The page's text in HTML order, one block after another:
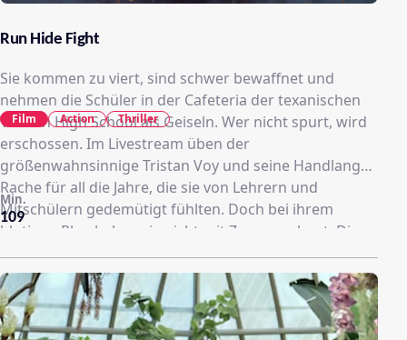
Run Hide Fight
Sie kommen zu viert, sind schwer bewaffnet und
nehmen die Schüler in der Cafeteria der texanischen
Vernon High School als Geiseln. Wer nicht spurt, wird
erschossen. Im Livestream üben der
größenwahnsinnige Tristan Voy und seine Handlanger
Rache für all die Jahre, die sie von Lehrern und
Mitschülern gedemütigt fühlten. Doch bei ihrem
blutigen Plan haben sie nicht mit Zoe gerechnet. Die
17-Jährige wird nicht tatenlos mitansehen, wie ihre
Freunde und Mitschüler vor laufender Kamera
ermordet werden. Sie ergreift nicht die Flucht,
sondern ist bereit zu kämpfen! Dramatischer
109
Min.
Film Action Thriller